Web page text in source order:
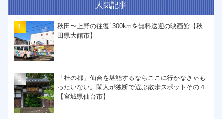
人気記事
秋田〜上野の往復1300kmを無料送迎の映画館【秋
田県大館市】
「杜の都」仙台を堪能するならここに行かなきゃも
ったいない。閑人が独断で選ぶ散歩スポットその４
【宮城県仙台市】